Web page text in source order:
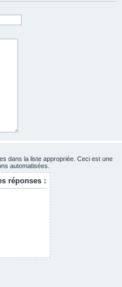
dans la liste appropriée. Ceci est une
automatisées.
réponses :